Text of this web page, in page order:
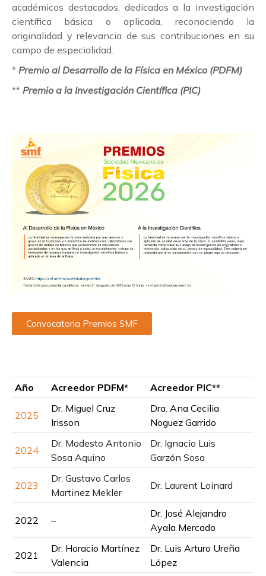
académicos destacados, dedicados a la investigación
científica básica o aplicada, reconociendo la
originalidad y relevancia de sus contribuciones en su
campo de especialidad.
* Premio al Desarrollo de la Física en México (PDFM)
** Premio a la Investigación Científica (PIC)
Convocatoria Premios SMF
Año Acreedor PDFM* Acreedor PIC**
2025
Dr. Miguel Cruz
Irisson
Dra. Ana Cecilia
Noguez Garrido
2024
Dr. Modesto Antonio
Sosa Aquino
Dr. Ignacio Luis
Garzón Sosa
2023
Dr. Gustavo Carlos
Martinez Mekler
Dr. Laurent Loinard
2022 –
Dr. José Alejandro
Ayala Mercado
2021
Dr. Horacio Martínez
Valencia
Dr. Luis Arturo Ureña
López